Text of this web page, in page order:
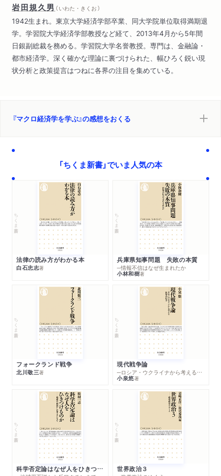
岩田規久男 （ いわた・きくお ）
1942生まれ。東京大学経済学部卒業、同大学院単位取得満期退
学。学習院大学経済学部教授など経て、2013年4月から5年間
日銀副総裁を務める。学習院大学名誉教授。専門は、金融論・
都市経済学。深く確かな理論に裏づけられた、幅ひろく鋭い現
状分析と政策提言はつねに各界の注目を集めている。
『マクロ経済学を学ぶ』の感想をおくる
「ちくま新書」でいま人気の本
ちくま新書
法律の読み方がわかる本
白石忠志著
ちくま新書
兵庫県知事問題 失敗の本質
─情報不信はなぜ生まれたか
小林和樹著
ちくま新書
フォークランド戦争
北川敬三著
ちくま新書
現代戦争論
─ロシア・ウクライナから考える世界の行方
小泉悠著
ちくま新書
科学否定論はなぜ人をひきつけるのか
ちくま新書
世界政治３